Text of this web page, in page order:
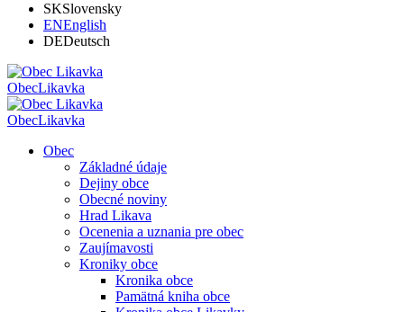
SKSlovensky
ENEnglish
DEDeutsch
ObecLikavka
ObecLikavka
Obec
Základné údaje
Dejiny obce
Obecné noviny
Hrad Likava
Ocenenia a uznania pre obec
Zaujímavosti
Kroniky obce
Kronika obce
Pamätná kniha obce